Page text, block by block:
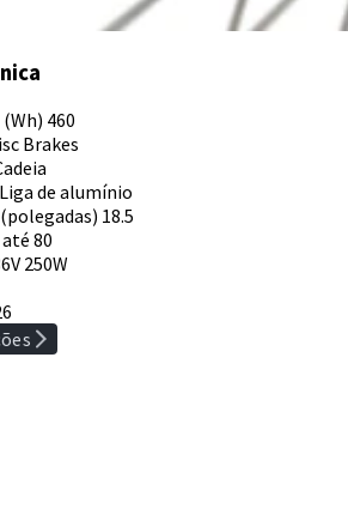
460
Brakes
Liga de alumínio
18.5
até 80
250W